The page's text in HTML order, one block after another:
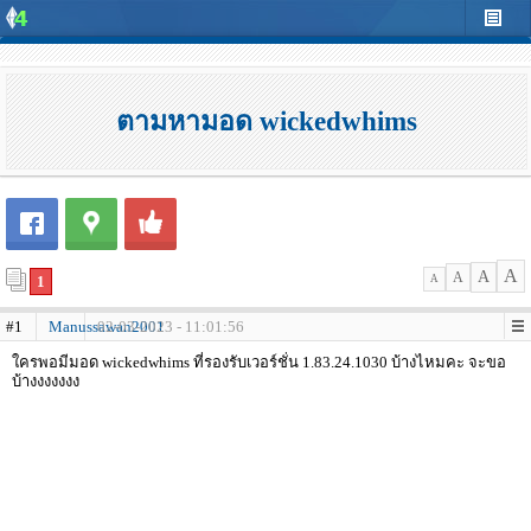
ตามหามอด wickedwhims
1 A A A A
#1 Manussawan2001
02-03-2023 - 11:01:56
ใครพอมีมอด wickedwhims ที่รองรับเวอร์ชั่น 1.83.24.1030 บ้างไหมคะ จะขอ
บ้างงงงงงง